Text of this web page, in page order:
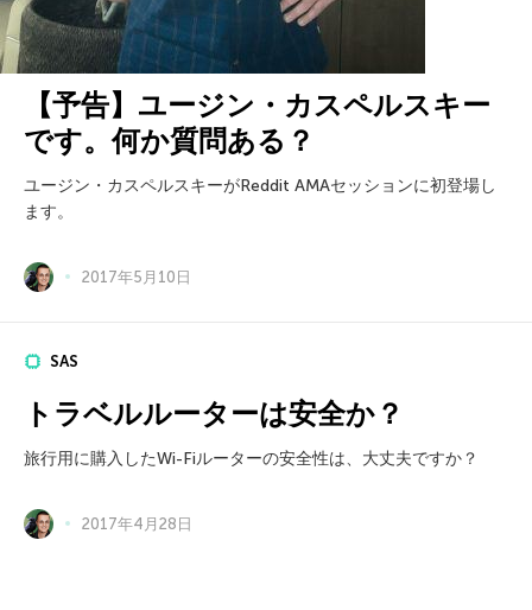
【予告】ユージン・カスペルスキー
です。何か質問ある？
ユージン・カスペルスキーがReddit AMAセッションに初登場し
ます。
2017年5月10日
SAS
トラベルルーターは安全か？
旅行用に購入したWi-Fiルーターの安全性は、大丈夫ですか？
2017年4月28日